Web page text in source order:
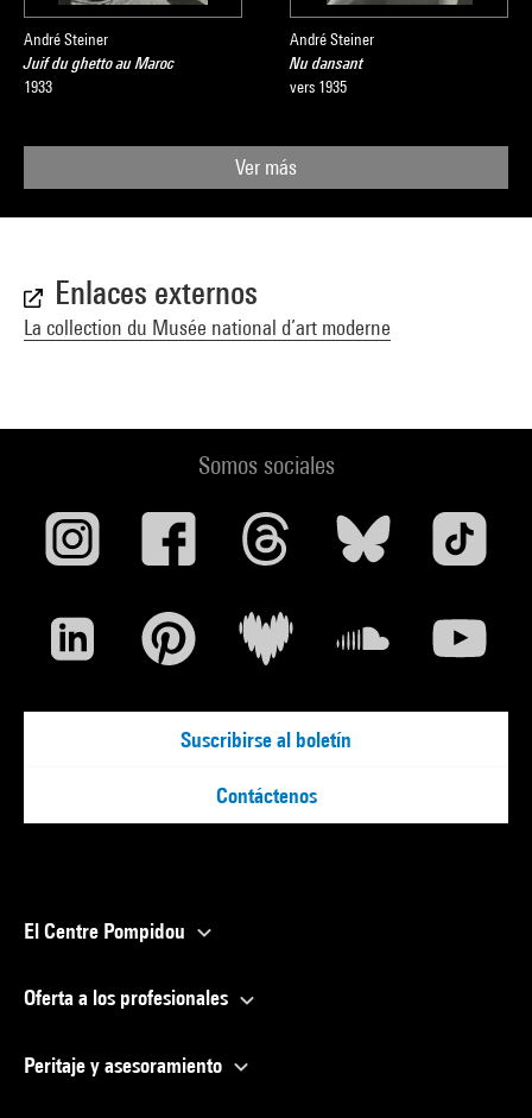
André Steiner
Juif du ghetto au Maroc
1933
André Steiner
Nu dansant
vers 1935
Ver más
Enlaces externos
La collection du Musée national d’art moderne
Somos sociales
Suscribirse al boletín
Contáctenos
El Centre Pompidou
Oferta a los profesionales
Peritaje y asesoramiento